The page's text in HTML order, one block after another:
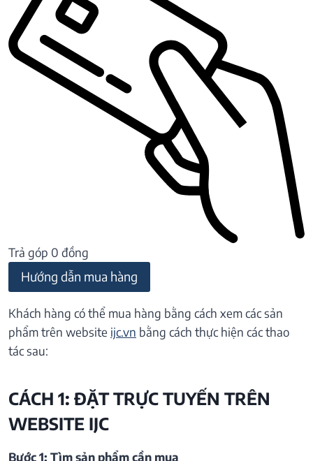
Trả góp 0 đồng
Hướng dẫn mua hàng
Khách hàng có thể mua hàng bằng cách xem các sản
phẩm trên website ijc.vn bằng cách thực hiện các thao
tác sau:
CÁCH 1: ĐẶT TRỰC TUYẾN TRÊN
WEBSITE IJC
Bước 1: Tìm sản phẩm cần mua